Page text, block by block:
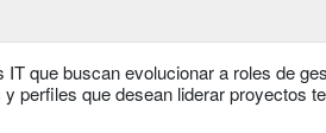
IT que buscan evolucionar a roles de
perfiles que desean liderar proyectos